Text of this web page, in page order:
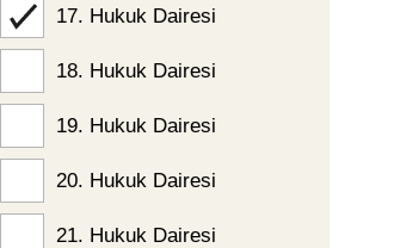
17. Hukuk Dairesi
18. Hukuk Dairesi
19. Hukuk Dairesi
20. Hukuk Dairesi
21. Hukuk Dairesi